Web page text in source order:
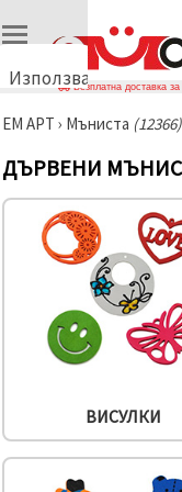
Използваме
🍪
бисквитки
и подобни
технологии,
осигурим
правилната
подобрим
твоето
изживяване
и, с твое
анализираме
Безплатна доставка
ЕМ АРТ › Мъниста (12366)
ДЪРВЕНИ
ВИСУЛКИ